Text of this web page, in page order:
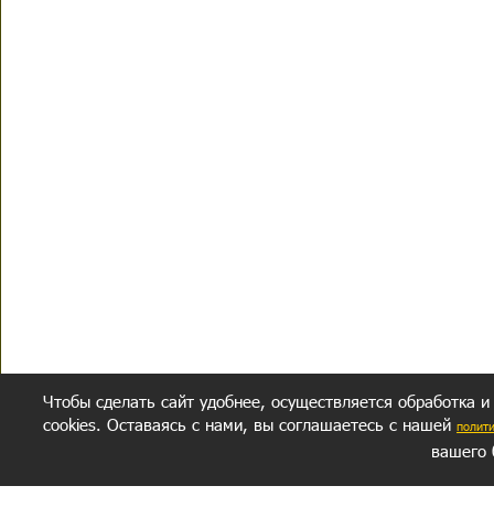
Чтобы сделать сайт удобнее, осуществляется обработка
cookies. Оставаясь с нами, вы соглашаетесь с нашей
вашего